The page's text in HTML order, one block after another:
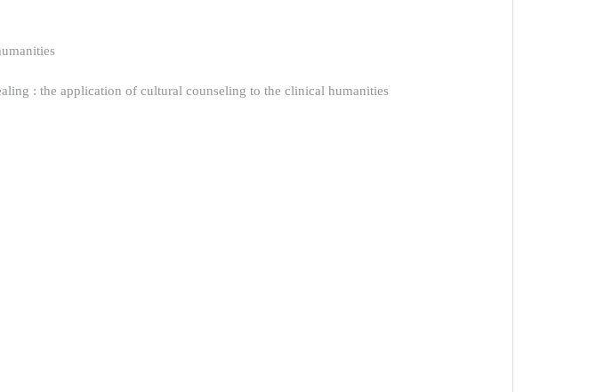
: the application of cultural counseling to the clinical humanities